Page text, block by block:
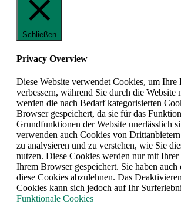
Schließen
Privacy Overview
Diese Website verwendet Cookies, um Ihre
verbessern, während Sie durch die Website
werden die nach Bedarf kategorisierten
Browser gespeichert, da sie für das
Grundfunktionen der Website unerlässlich
verwenden auch Cookies von
zu analysieren und zu verstehen, wie Sie
nutzen. Diese Cookies werden nur mit
Ihrem Browser gespeichert. Sie haben
diese Cookies abzulehnen. Das
Cookies kann sich jedoch auf Ihr
Funktionale Cookies